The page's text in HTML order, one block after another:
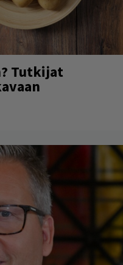
Tutkijat